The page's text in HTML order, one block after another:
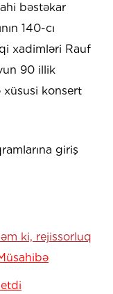
bəstəkar
140-cı
xadimləri Rauf
90 illik
konsert
giriş
ki, rejissorluq